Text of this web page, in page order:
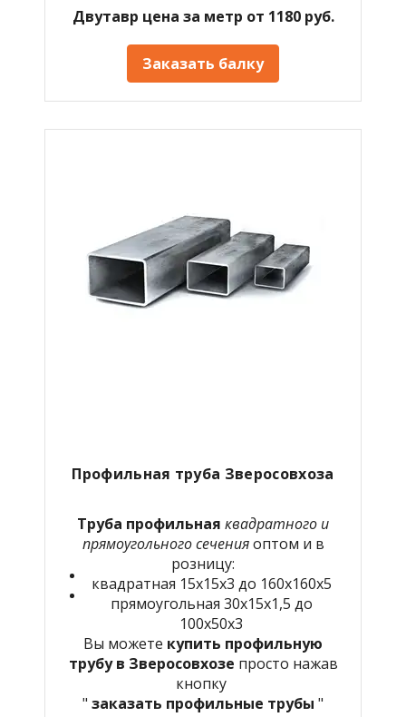
Двутавр цена за метр от 1180 руб.
Заказать балку
Профильная труба Зверосовхоза
Труба профильная квадратного и
прямоугольного сеченияоптом и в
розницу:
квадратная 15х15х3 до 160х160х5
прямоугольная 30х15х1,5 до
100х50х3
Вы можете купить профильную
трубу в Зверосовхозе просто нажав
кнопку
" заказать профильные трубы "